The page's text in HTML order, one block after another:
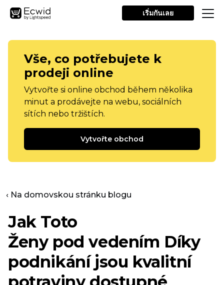
เริ่มกันเลย
Vše, co potřebujete k
prodeji online
Vytvořte si online obchod během několika
minut a prodávejte na webu, sociálních
sítích nebo tržištích.
Vytvořte obchod
‹ Na domovskou stránku blogu
Jak Toto
Ženy pod vedením Díky
podnikání jsou kvalitní